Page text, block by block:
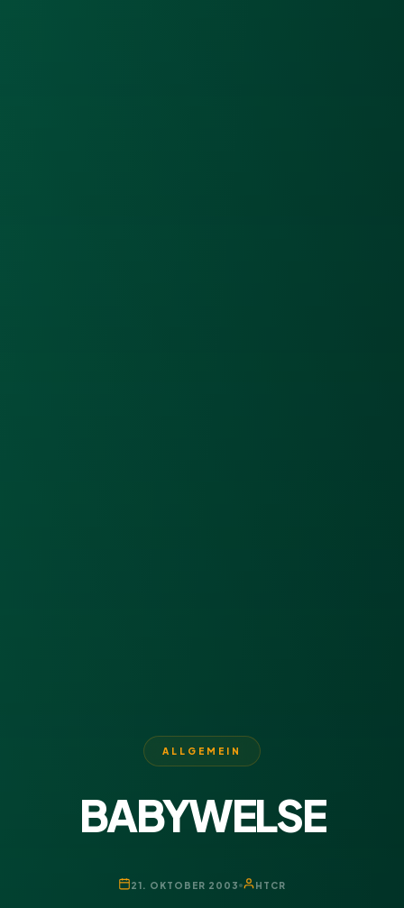
ALLGEMEIN
BABYWELSE
21. OKTOBER 2003 HTCR